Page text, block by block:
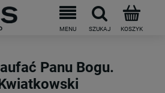
Panu Bogu.